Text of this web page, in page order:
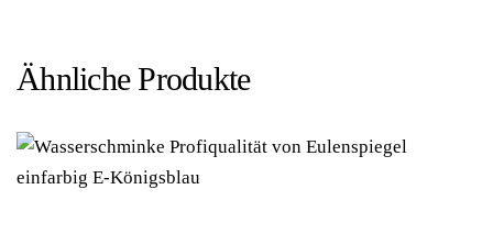
Ähnliche Produkte